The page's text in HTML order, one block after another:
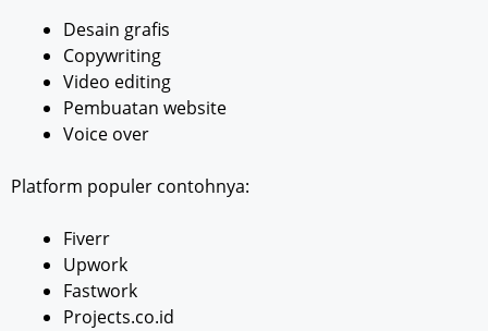
Desain grafis
Copywriting
Video editing
Pembuatan website
Voice over
Platform populer contohnya:
Fiverr
Upwork
Fastwork
Projects.co.id